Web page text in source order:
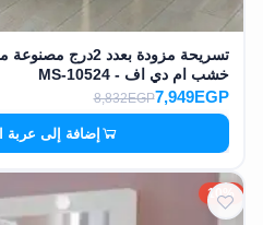
تسريحة مزودة بعدد
خشب ام دي اف - MS-10524
7,949EGP
8,832EGP
إضافة إلى عربة
10%